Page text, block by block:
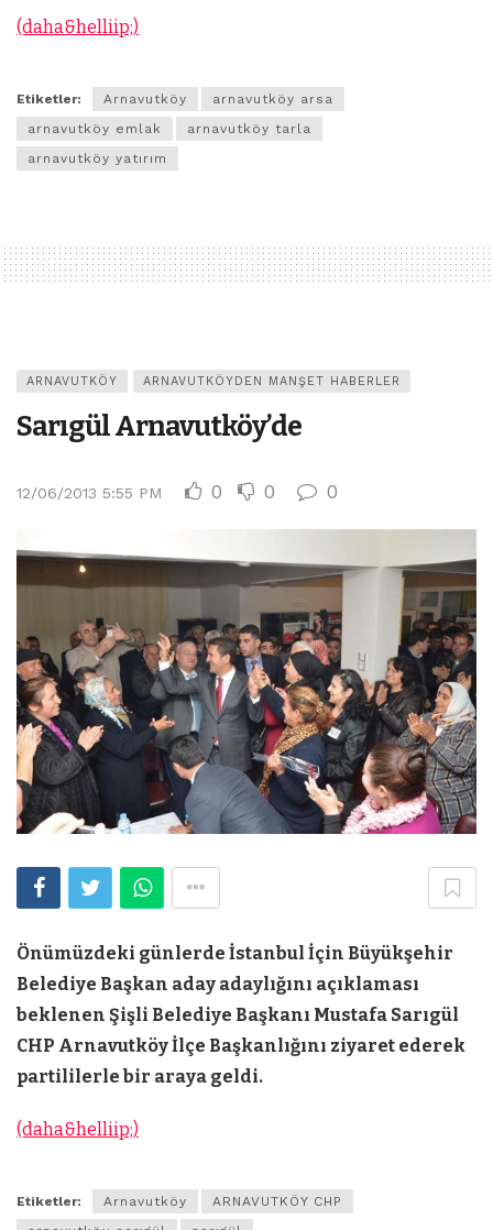
(daha&helliip;)
Etiketler: Arnavutköy
arnavutköy arsa
arnavutköy emlak
arnavutköy tarla
arnavutköy yatırım
ARNAVUTKÖY ARNAVUTKÖYDEN MANŞET HABERLER
Sarıgül Arnavutköy’de
12/06/2013 5:55 PM 0 0 0
Önümüzdeki günlerde İstanbul İçin Büyükşehir
Belediye Başkan aday adaylığını açıklaması
beklenen Şişli Belediye Başkanı Mustafa Sarıgül
CHP Arnavutköy İlçe Başkanlığını ziyaret ederek
partililerle bir araya geldi.
(daha&helliip;)
Etiketler: Arnavutköy
ARNAVUTKÖY CHP